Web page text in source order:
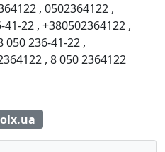
, 0502364122 ,
41-22 , +380502364122 ,
050 236-41-22 ,
, 8 050 2364122